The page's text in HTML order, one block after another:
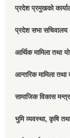
प्रदेश प्रमुखको
प्रदेश सभा सचिवालय
आर्थिक मामिला तथा
आन्तरिक मामिला तथा
सामाजिक विकास
भुमि व्यवस्था, कृषि